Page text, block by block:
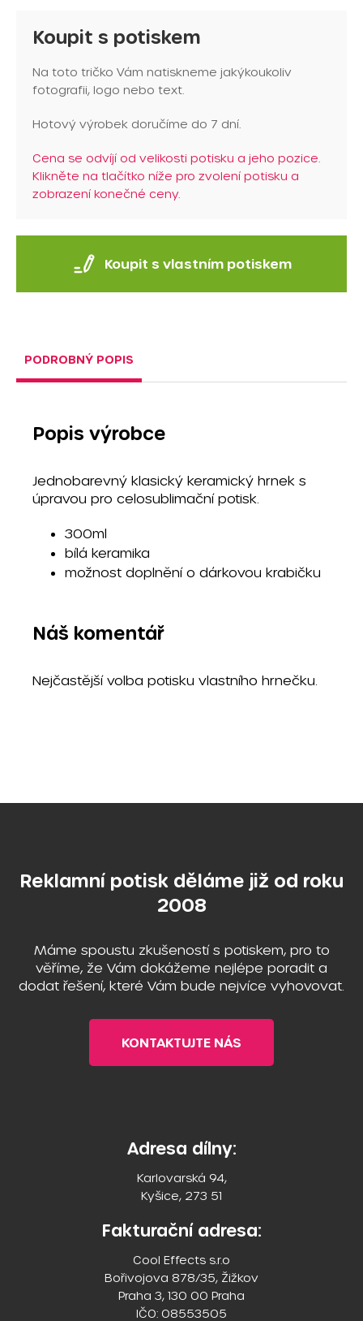
Koupit s potiskem
Na toto tričko Vám natiskneme jakýkoukoliv
fotografii, logo nebo text.
Hotový výrobek doručíme do 7 dní.
Cena se odvíjí od velikosti potisku a jeho pozice.
Klikněte na tlačítko níže pro zvolení potisku a
zobrazení konečné ceny.
Koupit s vlastním potiskem
PODROBNÝ POPIS
Popis výrobce
Jednobarevný klasický keramický hrnek s
úpravou pro celosublimační potisk.
300ml
bílá keramika
možnost doplnění o dárkovou krabičku
Náš komentář
Nejčastější volba potisku vlastního hrnečku.
Reklamní potisk děláme již od roku
2008
Máme spoustu zkušeností s potiskem, pro to
věříme, že Vám dokážeme nejlépe poradit a
dodat řešení, které Vám bude nejvíce vyhovovat.
KONTAKTUJTE NÁS
Adresa dílny:
Karlovarská 94,
Kyšice, 273 51
Fakturační adresa:
Cool Effects s.r.o
Bořivojova 878/35, Žižkov
Praha 3, 130 00 Praha
IČO: 08553505